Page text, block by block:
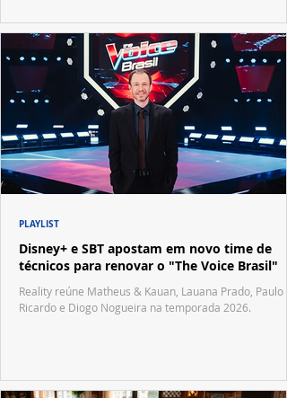
Disney+ e SBT apostam em novo time de
técnicos para renovar o "The Voice Brasil"
Reality reúne Matheus & Kauan, Lauana Prado, Paulo
Ricardo e Diogo Nogueira na temporada 2026.
PLAYLIST